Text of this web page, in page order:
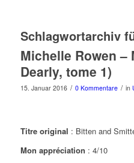
Schlagwortarchiv
Michelle Rowen –
Dearly, tome 1)
15. Januar 2016 / 0 Kommentare / in
Titre original : Bitten and
Mon appréciation : 4/10